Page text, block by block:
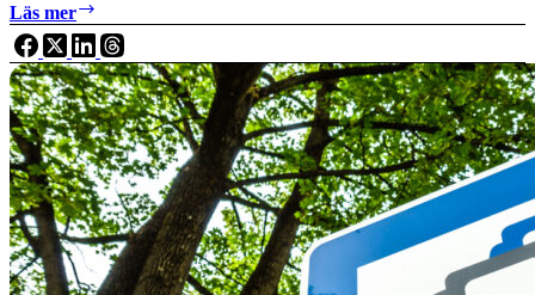
Läs mer
kommun
&
LBC
Frakt
vinner
Laddguldet
–
beställer
ellastbilar
för
150
milj
från